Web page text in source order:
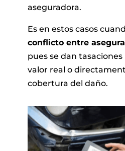
aseguradora.
Es en estos casos
conflicto entre
pues se dan
valor real o
cobertura del daño.